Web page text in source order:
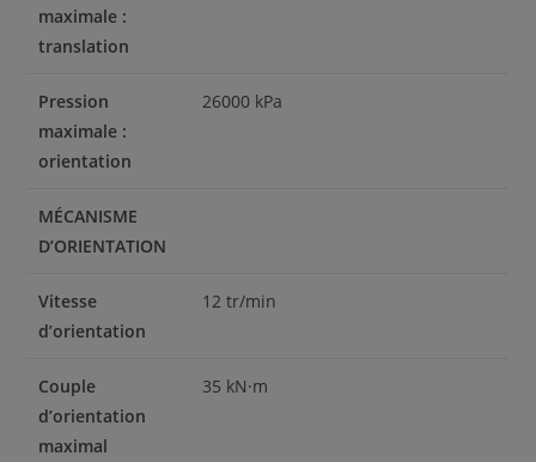
maximale :
translation
Pression
maximale :
orientation
26000 kPa
MÉCANISME
D’ORIENTATION
Vitesse
d’orientation
12 tr/min
Couple
d’orientation
maximal
35 kN·m